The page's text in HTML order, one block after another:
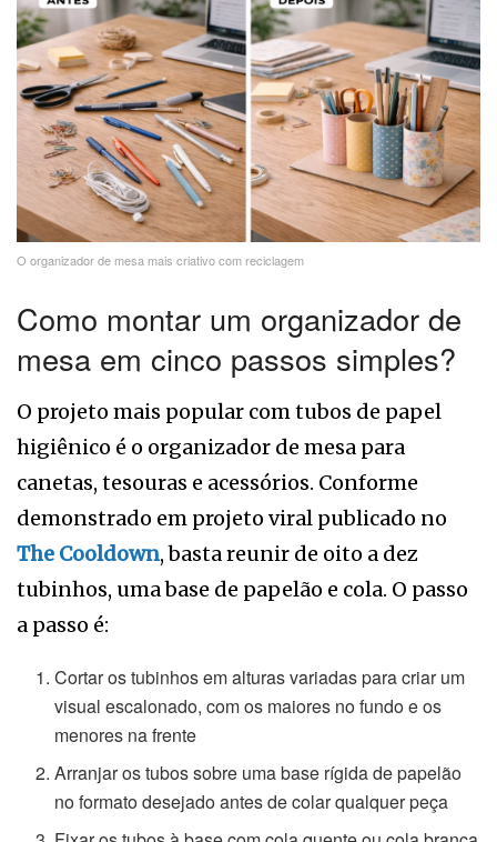
O organizador de mesa mais criativo com reciclagem
Como montar um organizador de
mesa em cinco passos simples?
O projeto mais popular com tubos de papel
higiênico é o organizador de mesa para
canetas, tesouras e acessórios. Conforme
demonstrado em projeto viral publicado no
The Cooldown, basta reunir de oito a dez
tubinhos, uma base de papelão e cola. O passo
a passo é:
Cortar os tubinhos em alturas variadas para criar um
visual escalonado, com os maiores no fundo e os
menores na frente
Arranjar os tubos sobre uma base rígida de papelão
no formato desejado antes de colar qualquer peça